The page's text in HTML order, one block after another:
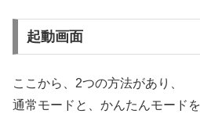
起動画面
ここから、2つの方法があり、
通常モードと、かんたんモード